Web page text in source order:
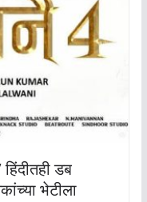
हिंदीतही डब
भेटीला